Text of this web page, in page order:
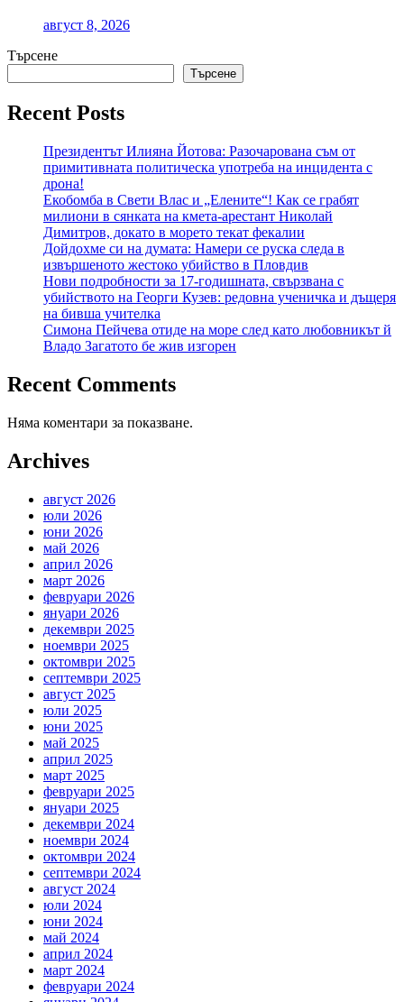
август 8, 2026
Търсене
Търсене
Recent Posts
Президентът Илияна Йотова: Разочарована съм от
примитивната политическа употреба на инцидента с
дрона!
Екобомба в Свети Влас и „Елените“! Как се грабят
милиони в сянката на кмета-арестант Николай
Димитров, докато в морето текат фекалии
Дойдохме си на думата: Намери се руска следа в
извършеното жестоко убийство в Пловдив
Нови подробности за 17-годишната, свързвана с
убийството на Георги Кузев: редовна ученичка и дъщеря
на бивша учителка
Симона Пейчева отиде на море след като любовникът й
Владо Загатото бе жив изгорен
Recent Comments
Няма коментари за показване.
Archives
август 2026
юли 2026
юни 2026
май 2026
април 2026
март 2026
февруари 2026
януари 2026
декември 2025
ноември 2025
октомври 2025
септември 2025
август 2025
юли 2025
юни 2025
май 2025
април 2025
март 2025
февруари 2025
януари 2025
декември 2024
ноември 2024
октомври 2024
септември 2024
август 2024
юли 2024
юни 2024
май 2024
април 2024
март 2024
февруари 2024